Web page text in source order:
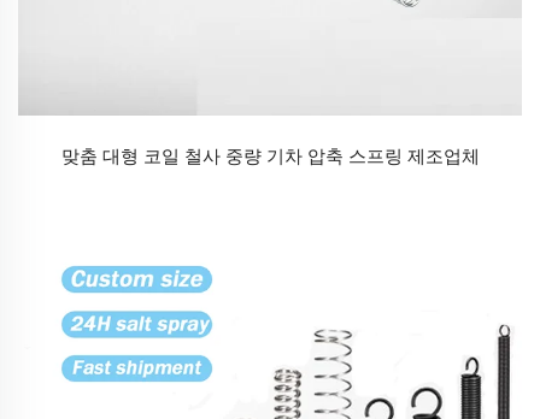
맞춤 대형 코일 철사 중량 기차 압축 스프링 제조업체